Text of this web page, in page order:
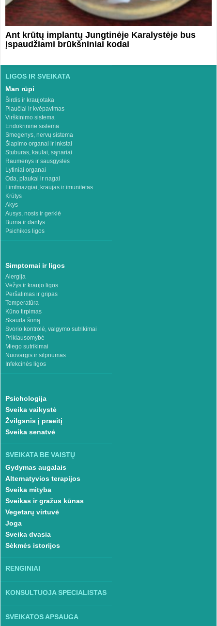
Ant krūtų implantų Jungtinėje Karalystėje bus
įspaudžiami brūkšniniai kodai
LIGOS IR SVEIKATA
Man rūpi
Širdis ir kraujotaka
Plaučiai ir kvėpavimas
Virškinimo sistema
Endokrininė sistema
Smegenys, nervų sistema
Šlapimo organai ir inkstai
Stuburas, kaulai, sąnariai
Raumenys ir sausgyslės
Lytiniai organai
Oda, plaukai ir nagai
Limfmazgiai, kraujas ir imunitetas
Krūtys
Akys
Ausys, nosis ir gerklė
Burna ir dantys
Psichikos ligos
Simptomai ir ligos
Alergija
Vėžys ir kraujo ligos
Peršalimas ir gripas
Temperatūra
Kūno tirpimas
Skauda šoną
Svorio kontrolė, valgymo sutrikimai
Priklausomybė
Miego sutrikimai
Nuovargis ir silpnumas
Infekcinės ligos
Psichologija
Sveika vaikystė
Žvilgsnis į praeitį
Sveika senatvė
SVEIKATA BE VAISTŲ
Gydymas augalais
Alternatyvios terapijos
Sveika mityba
Sveikas ir gražus kūnas
Vegetarų virtuvė
Joga
Sveika dvasia
Sėkmės istorijos
RENGINIAI
KONSULTUOJA SPECIALISTAS
SVEIKATOS APSAUGA